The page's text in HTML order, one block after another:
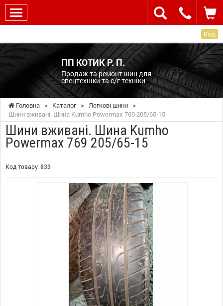
Вхід
ПП КОТИК Р. П.
Продаж та ремонт шин для
спецтехніки та с/г техніки
Головна > Каталог > Легкові шини >
Шини вживані. Шина Kumho Powermax 769 205/65-15
Шини вживані. Шина Kumho
Powermax 769 205/65-15
Код товару: 833